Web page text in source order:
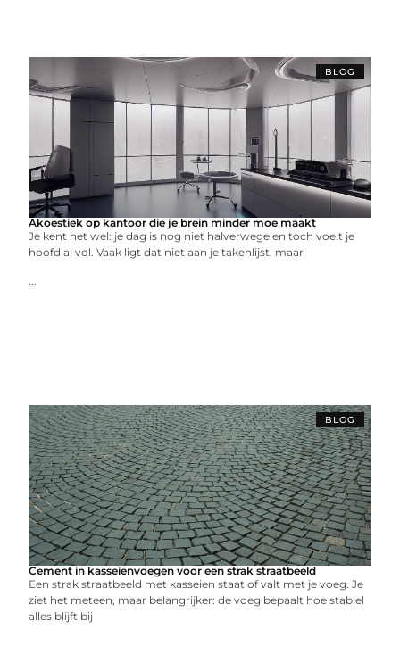
BLOG
Akoestiek op kantoor die je brein minder moe maakt
Je kent het wel: je dag is nog niet halverwege en toch voelt je
hoofd al vol. Vaak ligt dat niet aan je takenlijst, maar
...
BLOG
Cement in kasseienvoegen voor een strak straatbeeld
Een strak straatbeeld met kasseien staat of valt met je voeg. Je
ziet het meteen, maar belangrijker: de voeg bepaalt hoe stabiel
alles blijft bij